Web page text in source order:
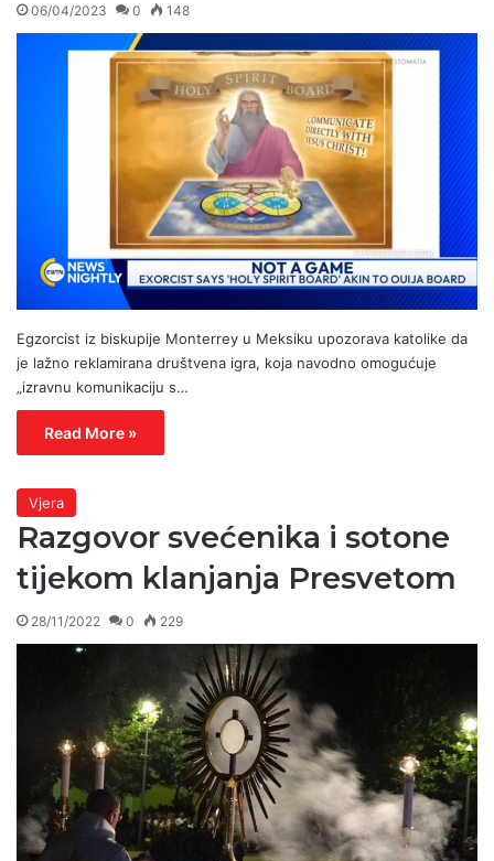
06/04/2023 0 148
Egzorcist iz biskupije Monterrey u Meksiku upozorava katolike da
je lažno reklamirana društvena igra, koja navodno omogućuje
„izravnu komunikaciju s…
Read More »
Vjera
Razgovor svećenika i sotone
tijekom klanjanja Presvetom
28/11/2022 0 229